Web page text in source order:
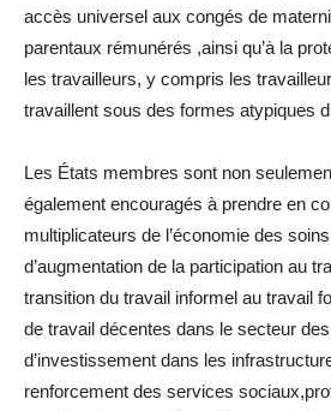
accès universel aux congés de
parentaux rémunérés ,ainsi qu’à la
les travailleurs, y compris les
travaillent sous des formes atypiques
Les États membres sont non
également encouragés à prendre en
multiplicateurs de l’économie des
d’augmentation de la participation au
transition du travail informel au travail
de travail décentes dans le secteur
d’investissement dans les
renforcement des services